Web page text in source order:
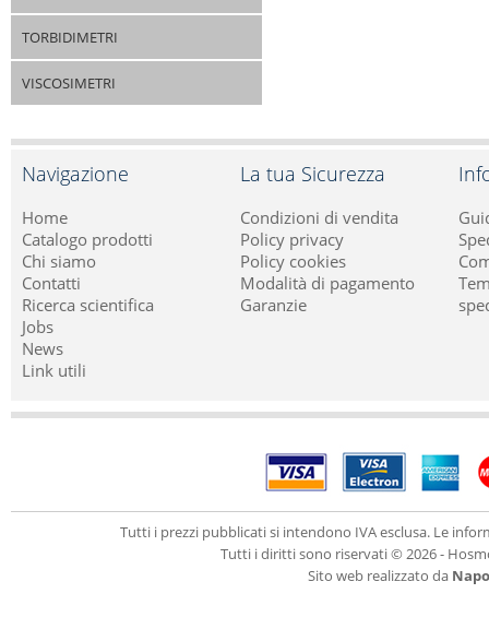
TORBIDIMETRI
VISCOSIMETRI
Navigazione
Home
Catalogo prodotti
Chi siamo
Contatti
Ricerca scientifica
Jobs
News
Link utili
La tua Sicurezza
Condizioni di vendita
Policy privacy
Policy cookies
Modalità di pagamento
Garanzie
Tutti i prezzi pubblicati si intendono IVA esclusa. Le
Tutti i diritti sono riservati © 2026 -
Sito web realizzato da